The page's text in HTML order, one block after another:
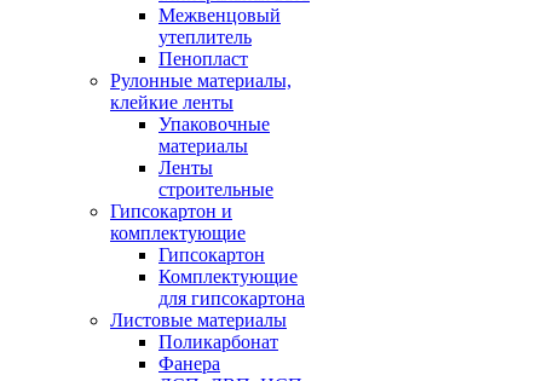
Межвенцовый
утеплитель
Пенопласт
Рулонные материалы,
клейкие ленты
Упаковочные
материалы
Ленты
строительные
Гипсокартон и
комплектующие
Гипсокартон
Комплектующие
для гипсокартона
Листовые материалы
Поликарбонат
Фанера